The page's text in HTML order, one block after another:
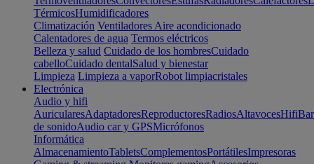
TérmicosHumidificadores
Climatización Ventiladores Aire acondicionado
Calentadores de agua Termos eléctricos
Belleza y salud Cuidado de los hombresCuidado
cabelloCuidado dentalSalud y bienestar
Limpieza Limpieza a vaporRobot limpiacristales
Electrónica
Audio y hifi
AuricularesAdaptadoresReproductoresRadiosAltavocesHifi
de sonidoAudio car y GPSMicrófonos
Informática
AlmacenamientoTabletsComplementosPortátilesImpresoras